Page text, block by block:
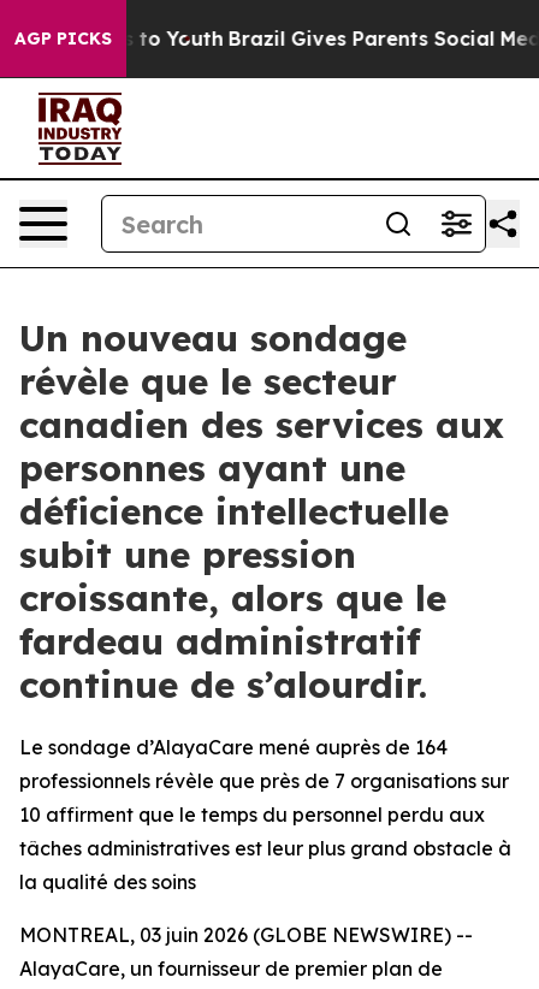
AGP PICKSto Youth Brazil Gives Parents Social Media
Un nouveau sondage
révèle que le secteur
canadien des services aux
personnes ayant une
déficience intellectuelle
subit une pression
croissante, alors que le
fardeau administratif
continue de s’alourdir.
Le sondage d’AlayaCare mené auprès de 164
professionnels révèle que près de 7 organisations sur
10 affirment que le temps du personnel perdu aux
tâches administratives est leur plus grand obstacle à
la qualité des soins
MONTREAL, 03 juin 2026 (GLOBE NEWSWIRE) --
AlayaCare, un fournisseur de premier plan de